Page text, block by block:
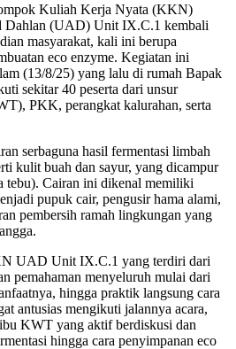
Kuliah Kerja Nyata (KKN)
Dahlan (UAD) Unit IX.C.1 kembali
masyarakat, kali ini berupa
eco enzyme. Kegiatan ini
(13/8/25) yang lalu di rumah Bapak
sekitar 40 peserta dari unsur
PKK, perangkat kalurahan, serta
serbaguna hasil fermentasi limbah
kulit buah dan sayur, yang dicampur
tebu). Cairan ini dikenal memiliki
pupuk cair, pengusir hama alami,
pembersih ramah lingkungan yang
UAD Unit IX.C.1 yang terdiri dari
pemahaman menyeluruh mulai dari
hingga praktik langsung cara
antusias mengikuti jalannya acara,
KWT yang aktif berdiskusi dan
hingga cara penyimpanan eco